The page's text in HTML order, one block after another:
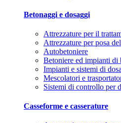
Betonaggi e dosaggi
Attrezzature per il
Attrezzature per posa
Autobetoniere
Betoniere ed impianti di
Impianti e sistemi di
Mescolatori e
Sistemi di controllo per
Casseforme e casserature